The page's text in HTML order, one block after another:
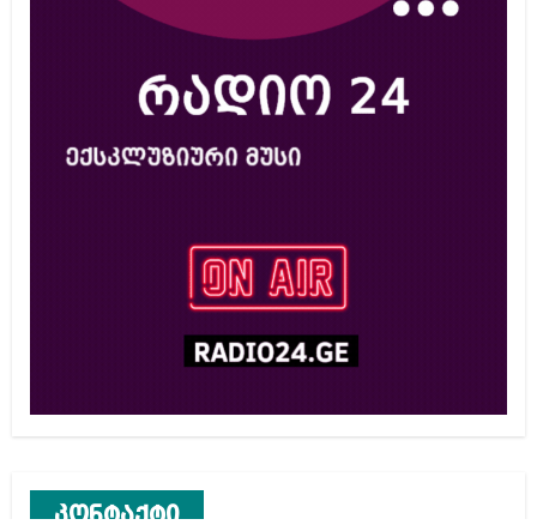
კონტაქტი